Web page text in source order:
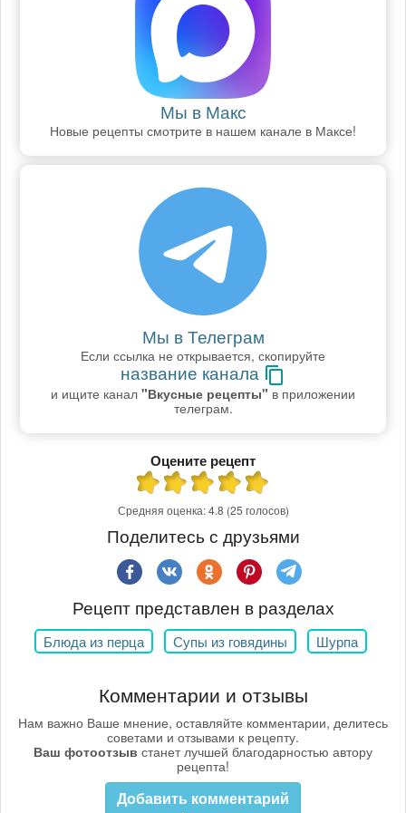
Мы в Макс
Новые рецепты смотрите в нашем канале в Максе!
Мы в Телеграм
Если ссылка не открывается, скопируйте
название канала
и ищите канал "Вкусные рецепты" в приложении
телеграм.
Оцените рецепт
Средняя оценка:4.8 (25 голосов)
Поделитесь с друзьями
Рецепт представлен в разделах
Блюда из перца Супы из говядины Шурпа
Комментарии и отзывы
Нам важно Ваше мнение, оставляйте комментарии, делитесь
советами и отзывами к рецепту.
Ваш фотоотзыв станет лучшей благодарностью автору
рецепта!
Добавить комментарий